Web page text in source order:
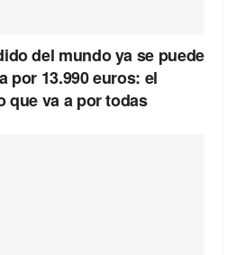
del mundo ya se puede
por 13.990 euros: el
que va a por todas